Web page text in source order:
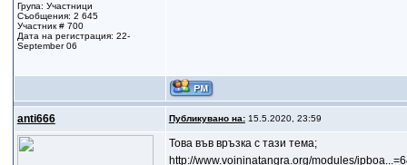
Група: Участници
Съобщения: 2 645
Участник # 700
Дата на регистрация: 22-
September 06
anti666 Публикувано на:15.5.2020, 23:59
Toва във връзка с тази тема;
http://www.voininatangra.org/modules/